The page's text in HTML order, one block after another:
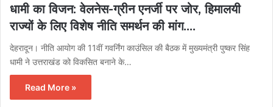
धामी का विजन: वेलनेस-ग्रीन एनर्जी पर जोर, हिमालयी
राज्यों के लिए विशेष नीति समर्थन की मांग….
देहरादून। नीति आयोग की 11वीं गवर्निंग काउंसिल की बैठक में मुख्यमंत्री पुष्कर सिंह
धामी ने उत्तराखंड को विकसित बनाने के…
Read More »